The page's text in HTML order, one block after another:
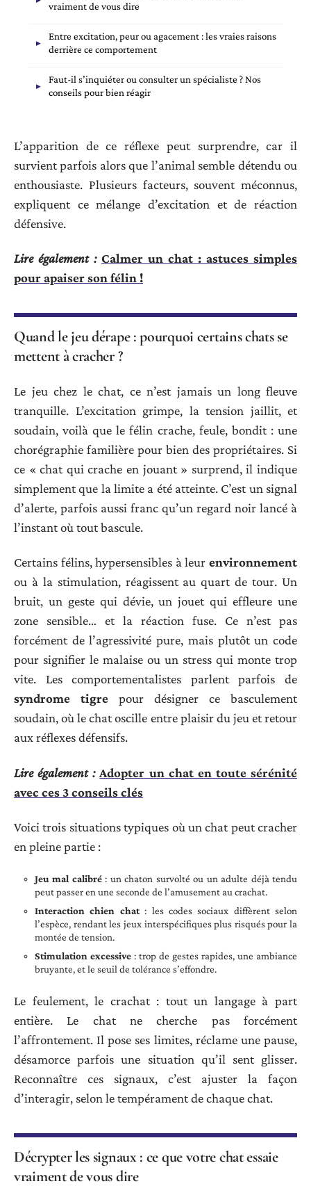
vraiment de vous dire
Entre excitation, peur ou agacement : les vraies raisons
derrière ce comportement
Faut-il s’inquiéter ou consulter un spécialiste ? Nos
conseils pour bien réagir
L’apparition de ce réflexe peut surprendre, car il
survient parfois alors que l’animal semble détendu ou
enthousiaste. Plusieurs facteurs, souvent méconnus,
expliquent ce mélange d’excitation et de réaction
défensive.
Lire également : Calmer un chat : astuces simples
pour apaiser son félin !
Quand le jeu dérape : pourquoi certains chats se
mettent à cracher ?
Le jeu chez le chat, ce n’est jamais un long fleuve
tranquille. L’excitation grimpe, la tension jaillit, et
soudain, voilà que le félin crache, feule, bondit : une
chorégraphie familière pour bien des propriétaires. Si
ce « chat qui crache en jouant » surprend, il indique
simplement que la limite a été atteinte. C’est un signal
d’alerte, parfois aussi franc qu’un regard noir lancé à
l’instant où tout bascule.
Certains félins, hypersensibles à leur environnement
ou à la stimulation, réagissent au quart de tour. Un
bruit, un geste qui dévie, un jouet qui effleure une
zone sensible… et la réaction fuse. Ce n’est pas
forcément de l’agressivité pure, mais plutôt un code
pour signifier le malaise ou un stress qui monte trop
vite. Les comportementalistes parlent parfois de
syndrome tigre pour désigner ce basculement
soudain, où le chat oscille entre plaisir du jeu et retour
aux réflexes défensifs.
Lire également : Adopter un chat en toute sérénité
avec ces 3 conseils clés
Voici trois situations typiques où un chat peut cracher
en pleine partie :
Jeu mal calibré: un chaton survolté ou un adulte déjà tendu
peut passer en une seconde de l’amusement au crachat.
Interaction chien chat: les codes sociaux diffèrent selon
l’espèce, rendant les jeux interspécifiques plus risqués pour la
montée de tension.
Stimulation excessive : trop de gestes rapides, une ambiance
bruyante, et le seuil de tolérance s’effondre.
Le feulement, le crachat : tout un langage à part
entière. Le chat ne cherche pas forcément
l’affrontement. Il pose ses limites, réclame une pause,
désamorce parfois une situation qu’il sent glisser.
Reconnaître ces signaux, c’est ajuster la façon
d’interagir, selon le tempérament de chaque chat.
Décrypter les signaux : ce que votre chat essaie
vraiment de vous dire